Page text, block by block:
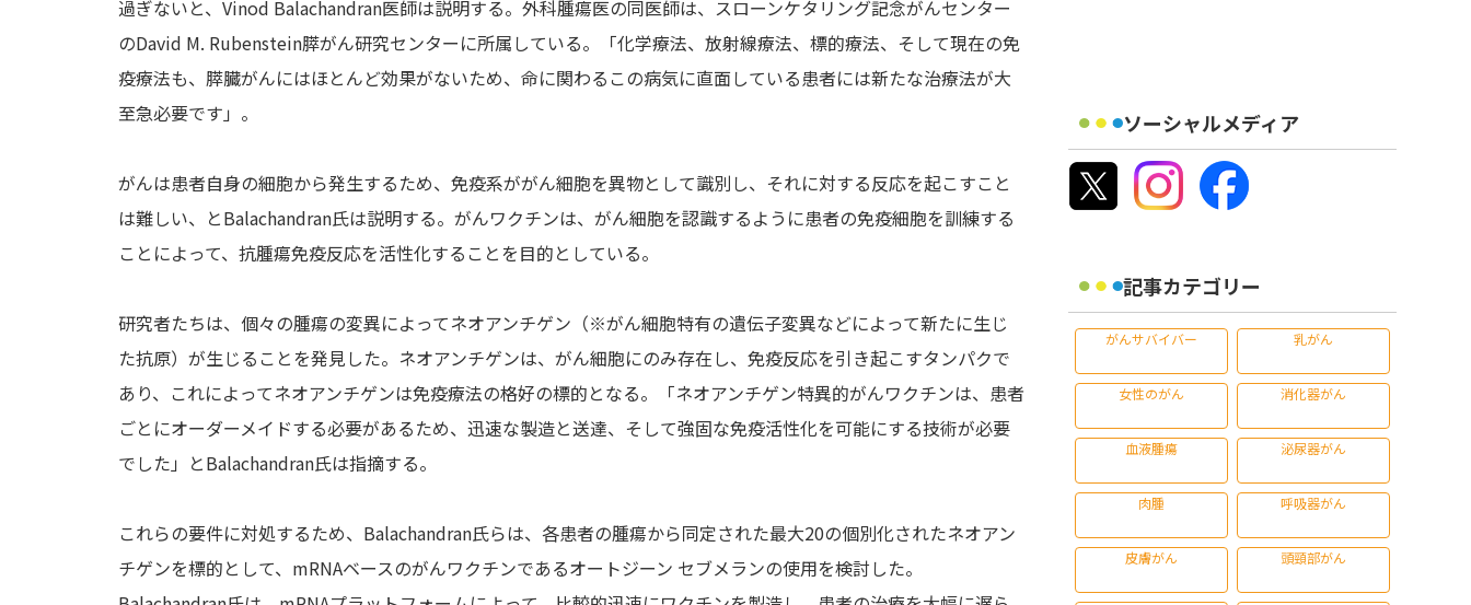
過ぎないと、Vinod Balachandran医師は説明する。外科腫瘍医の同医師は、スローンケタリング記念がんセンター
のDavid M. Rubenstein膵がん研究センターに所属している。「化学療法、放射線療法、標的療法、そして現在の免
疫療法も、膵臓がんにはほとんど効果がないため、命に関わるこの病気に直面している患者には新たな治療法が大
至急必要です」。
がんは患者自身の細胞から発生するため、免疫系ががん細胞を異物として識別し、それに対する反応を起こすこと
は難しい、とBalachandran氏は説明する。がんワクチンは、がん細胞を認識するように患者の免疫細胞を訓練する
ことによって、抗腫瘍免疫反応を活性化することを目的としている。
研究者たちは、個々の腫瘍の変異によってネオアンチゲン（※がん細胞特有の遺伝子変異などによって新たに生じ
た抗原）が生じることを発見した。ネオアンチゲンは、がん細胞にのみ存在し、免疫反応を引き起こすタンパクで
あり、これによってネオアンチゲンは免疫療法の格好の標的となる。「ネオアンチゲン特異的がんワクチンは、患者
ごとにオーダーメイドする必要があるため、迅速な製造と送達、そして強固な免疫活性化を可能にする技術が必要
でした」とBalachandran氏は指摘する。
これらの要件に対処するため、Balachandran氏らは、各患者の腫瘍から同定された最大20の個別化されたネオアン
チゲンを標的として、mRNAベースのがんワクチンであるオートジーン セブメランの使用を検討した。
ソーシャルメディア
記事カテゴリー
がんサバイバー 乳がん
女性のがん 消化器がん
血液腫瘍 泌尿器がん
肉腫 呼吸器がん
皮膚がん 頭頸部がん